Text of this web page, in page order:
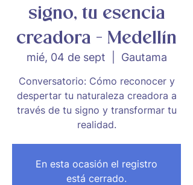
signo, tu esencia
creadora - Medellín
mié, 04 de sept Gautama
Conversatorio: Cómo reconocer y
despertar tu naturaleza creadora a
través de tu signo y transformar tu
realidad.
En esta ocasión el registro
está cerrado.